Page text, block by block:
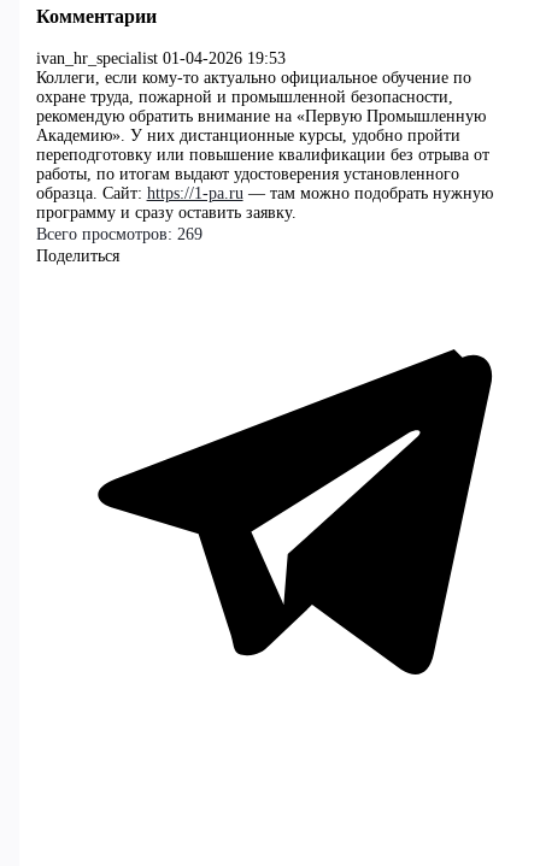
Комментарии
ivan_hr_specialist 01-04-2026 19:53
Коллеги, если кому-то актуально официальное обучение по
охране труда, пожарной и промышленной безопасности,
рекомендую обратить внимание на «Первую Промышленную
Академию». У них дистанционные курсы, удобно пройти
переподготовку или повышение квалификации без отрыва от
работы, по итогам выдают удостоверения установленного
образца. Сайт: https://1-pa.ru — там можно подобрать нужную
программу и сразу оставить заявку.
Всего просмотров: 269
Поделиться